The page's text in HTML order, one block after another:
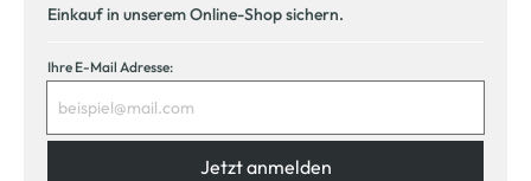
Einkauf in unserem Online-Shop sichern.
Ihre E-Mail Adresse:
Jetzt anmelden